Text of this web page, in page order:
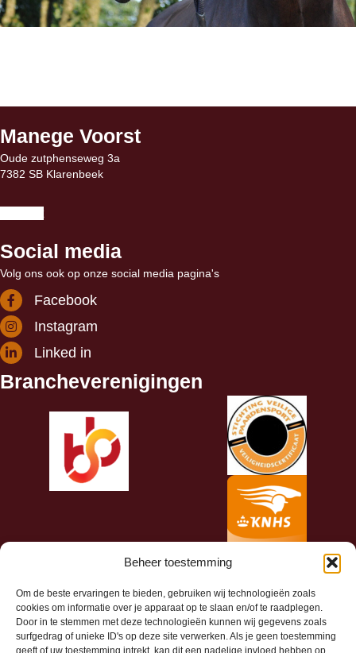
Beheer toestemming
Om de beste ervaringen te bieden, gebruiken wij technologieën zoals
cookies om informatie over je apparaat op te slaan en/of te raadplegen.
Door in te stemmen met deze technologieën kunnen wij gegevens zoals
surfgedrag of unieke ID's op deze site verwerken. Als je geen toestemming
geeft of uw toestemming intrekt, kan dit een nadelige invloed hebben op
Manege Voorst
Oude zutphenseweg 3a
7382 SB Klarenbeek
Social media
Volg ons ook op onze social media pagina's
Facebook
Instagram
Linked in
Brancheverenigingen